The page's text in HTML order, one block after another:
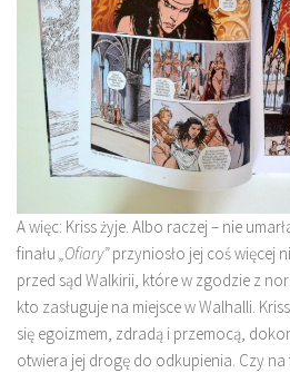
A więc: Kriss żyje. Albo raczej – nie
finału „Ofiary”przyniosło jej coś więcej
przed sąd Walkirii, które w zgodzie z
kto zasługuje na miejsce w Walhalli.
się egoizmem, zdradą i przemocą,
otwiera jej drogę do odkupienia. Czy na